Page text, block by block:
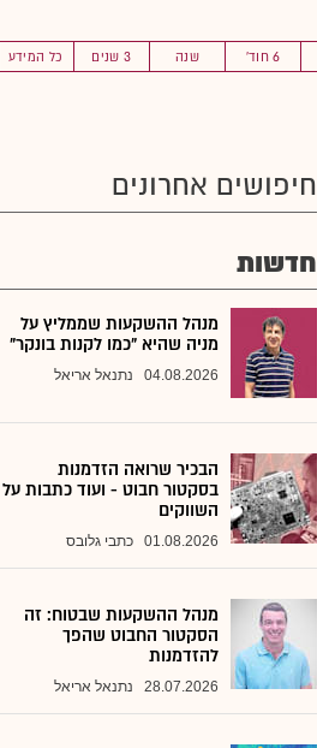
6 חוד' שנה 3 שנים כל המידע
חיפושים אחרונים
חדשות
מנהל ההשקעות שממליץ על
מניה שהיא "כמו לקנות בונקר"
04.08.2026 נתנאל אריאל
הבכיר שרואה הזדמנות
בסקטור חבוט - ועוד כתבות על
השווקים
01.08.2026 כתבי גלובס
מנהל ההשקעות שבטוח: זה
הסקטור החבוט שהפך
להזדמנות
28.07.2026 נתנאל אריאל